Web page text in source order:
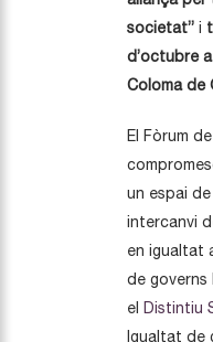
societat” i
d’octubre
Coloma de
El Fòrum
un espai
intercanvi
en igualtat
de
el Distintiu
Igualtat de